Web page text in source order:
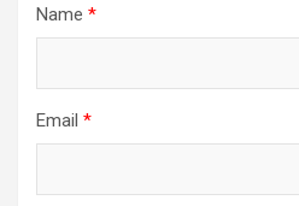
Name *
Email *